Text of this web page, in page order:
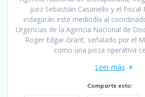
juez Sebastián Casanello y el Fiscal
indagarán este mediodía al
Urgencias de la Agencia Nacional de
Roger Edgar Grant, señalado por el
como una pieza operativa
Leer más
Comparte esto: